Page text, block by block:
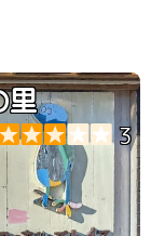
里
3